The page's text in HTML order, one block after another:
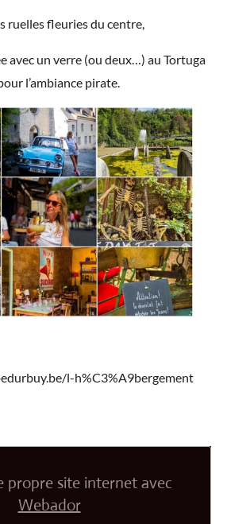
ruelles fleuries du centre,
avec un verre (ou deux…) au Tortuga
l’ambiance pirate.
l-h%C3%A9bergement
propre site internet avec
Webador